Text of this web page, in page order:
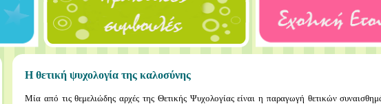
Η θετική ψυχολογία της καλοσύνης
Μία από τις θεμελιώδης αρχές της Θετικής Ψυχολογίας είναι η παραγωγή θετικών